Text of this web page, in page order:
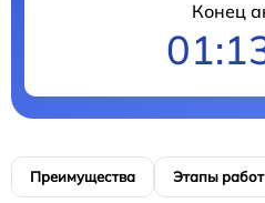
Конец
Преимущества Этапы работ